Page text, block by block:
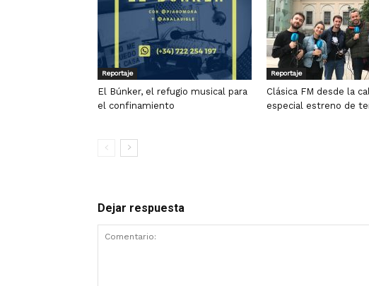
Reportaje
El Búnker, el refugio musical para
el confinamiento
Reportaje
Clásica FM desde la
especial estreno de
Dejar respuesta